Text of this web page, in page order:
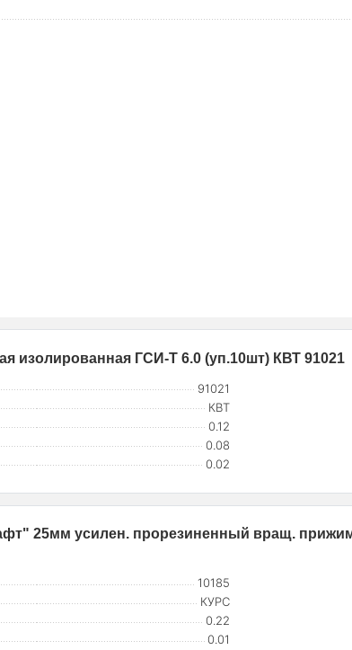
изолированная ГСИ-Т 6.0 (уп.10шт) КВТ 91021
91021
КВТ
0.12
0.08
0.02
25мм усилен. прорезиненный вращ.
10185
КУРС
0.22
0.01